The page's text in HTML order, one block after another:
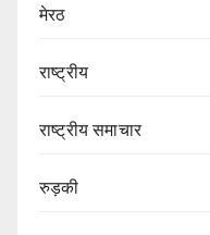
मेरठ
राष्ट्रीय
राष्ट्रीय समाचार
रुड़की